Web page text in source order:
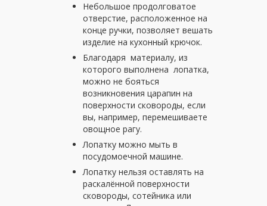
Небольшое продолговатое
отверстие, расположенное на
конце ручки, позволяет вешать
изделие на кухонный крючок.
Благодаря материалу, из
которого выполнена лопатка,
можно не бояться
возникновения царапин на
поверхности сковороды, если
вы, например, перемешиваете
овощное рагу.
Лопатку можно мыть в
посудомоечной машине.
Лопатку нельзя оставлять на
раскалённой поверхности
сковороды, сотейника или